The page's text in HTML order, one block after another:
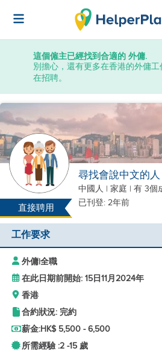
這個僱主已經找到合適的 外傭.
別擔心，還有更多在香港的外傭工
在招聘。
直接聘用
尋找會說中文的人
中國人 | 家庭 | 有 3個
已刊登: 2年前
工作要求
外傭|全職
在此日期前開始: 15日11月2024年
香港
合約狀況: 完約
薪金:HK$ 5,500 - 6,500
所需經驗 :2 -15 歲